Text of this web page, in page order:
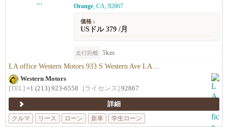
Orange, CA, 92867
価格 :
USドル 379 /月
走行距離 5km
LA office Western Motors 933 S Western Ave LA ...
Western Motors
[TEL] +1 (213) 923-6558 [ライセンス] 92867
詳細
クルマ
リース ローン 新車 学生ローン